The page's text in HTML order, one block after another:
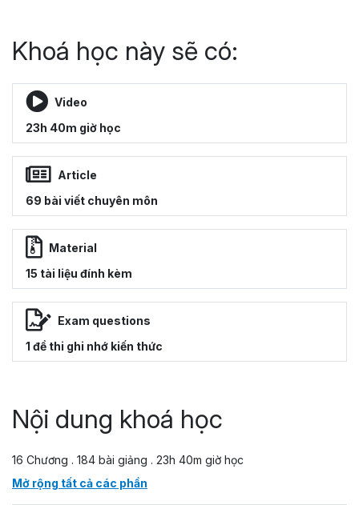
Khoá học này sẽ có:
Video
23h 40m giờ học
Article
69 bài viết chuyên môn
Material
15 tài liệu đính kèm
Exam questions
1 đề thi ghi nhớ kiến thức
Nội dung khoá học
16 Chương . 184 bài giảng . 23h 40m giờ học
Mở rộng tất cả các phần